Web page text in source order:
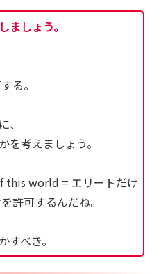
ましょう。
る。
、
を考えましょう。
world = エリートだけ
許可するんだね。
べき。